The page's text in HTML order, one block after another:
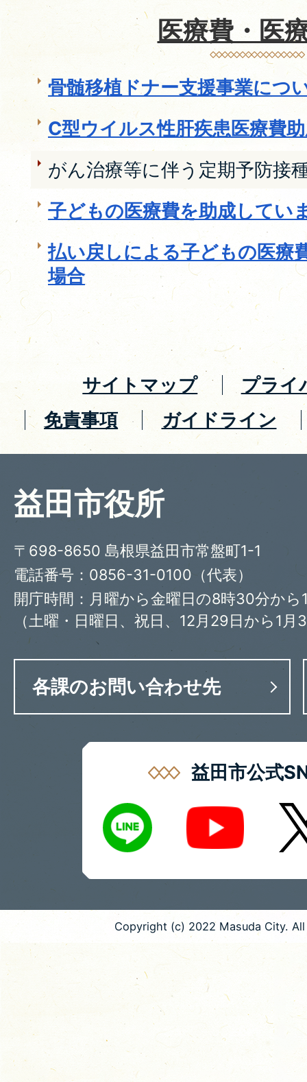
医療費・医
骨髄移植ドナー支援事業につ
C型ウイルス性肝疾患医療費
がん治療等に伴う定期予防接
子どもの医療費を助成してい
払い戻しによる子どもの医療
場合
サイトマップ
プライ
免責事項
ガイドライン
益田市役所
〒698-8650 島根県益田市常盤町1-1
電話番号：0856-31-0100（代表）
開庁時間：月曜から金曜日の8時30分から
（土曜・日曜日、祝日、12月29日から1月
各課のお問い合わせ先
益田市公式
LINE
Youtube X
Copyright (c) 2022 Masuda City.